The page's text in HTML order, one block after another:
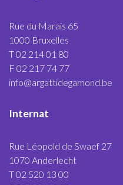
Rue du Marais 65
1000 Bruxelles
T 02 214 01 80
F 02 217 74 77
info@argattidegamond.be
Internat
Rue Léopold de Swaef 27
1070 Anderlecht
T 02 520 13 00